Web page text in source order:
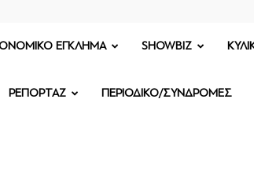
ΕΓΚΛΗΜΑ SHOWBIZ
ΡΕΠΟΡΤΑΖ ΠΕΡΙΟΔΙΚΟ/ΣΥΝΔΡΟΜΕΣ